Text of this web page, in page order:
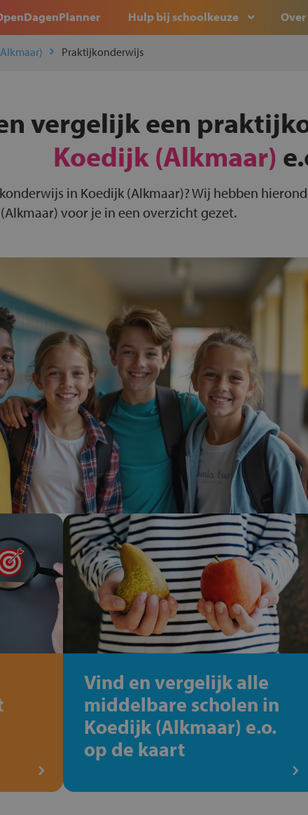
Hulp bij schoolkeuze
Praktijkonderwijs
vergelijk een
Koedijk (Alkmaar)
in Koedijk (Alkmaar)? Wij hebben
voor je in een overzicht gezet.
Vind en vergelijk alle
middelbare scholen in
Koedijk (Alkmaar) e.o.
op de kaart